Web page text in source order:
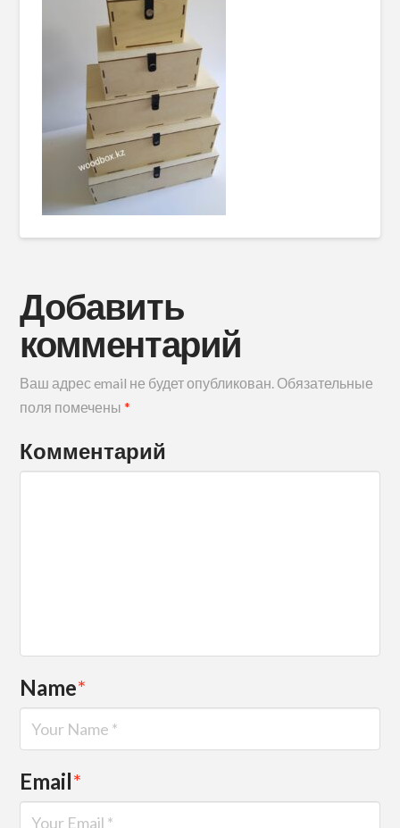
Добавить
комментарий
Ваш адрес email не будет опубликован. Обязательные
поля помечены*
Комментарий
Name*
Email*